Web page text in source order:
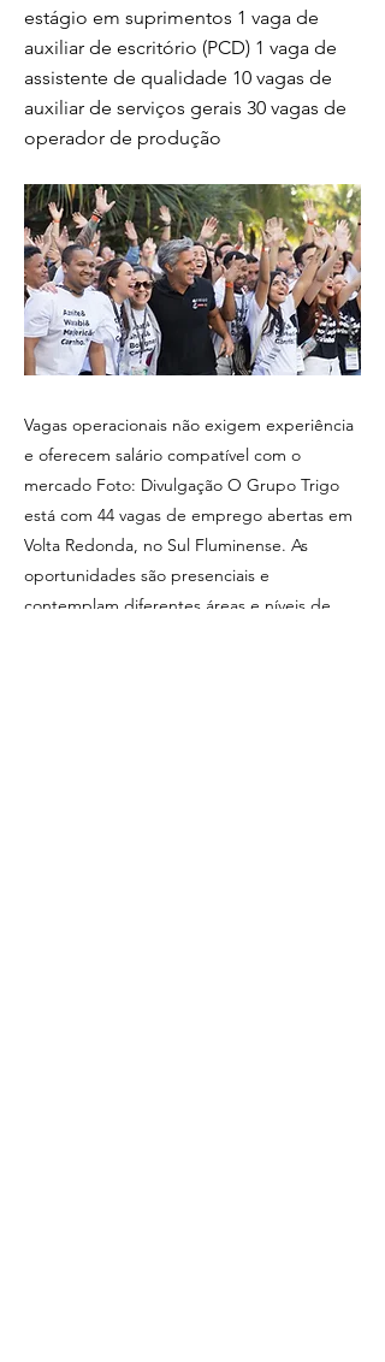
estágio em suprimentos 1 vaga de
auxiliar de escritório (PCD) 1 vaga de
assistente de qualidade 10 vagas de
auxiliar de serviços gerais 30 vagas de
operador de produção
Vagas operacionais não exigem experiência
e oferecem salário compatível com o
mercado Foto: Divulgação O Grupo Trigo
está com 44 vagas de emprego abertas em
Volta Redonda, no Sul Fluminense. As
oportunidades são presenciais e
contemplam diferentes áreas e níveis de